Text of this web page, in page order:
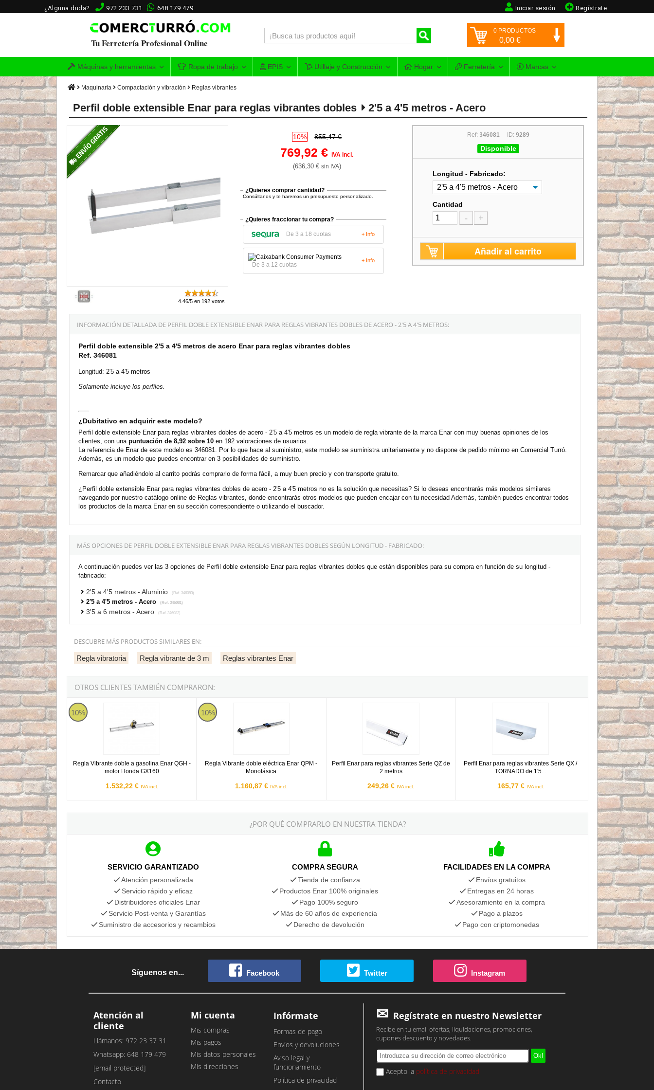
¿Alguna duda? 972 233 731 648 179 479 Regístrate
Iniciar sesión
Tu Ferretería Profesional Online
0 PRODUCTOS
0,00 €
Máquinas y herramientas Ropa de trabajo EPIS Utillaje y Construcción Hogar Ferretería Marcas
Maquinaria Compactación y vibración Reglas vibrantes
Perfil doble extensible Enar para reglas vibrantes dobles 2'5 a 4'5 metros - Acero
4.46/5 en 192 votos
10% 855,47 €
769,92 €IVA incl.
(636,30 € sin IVA)
¿Quieres comprar cantidad?
Consúltanos y te haremos un presupuesto personalizado.
¿Quieres fraccionar tu compra?
De 3 a 18 cuotas + Info
De 3 a 12 cuotas
+ Info
Ref: 346081ID: 9289
Disponible
Longitud - Fabricado:
Cantidad
- +
Añadir al carrito
INFORMACIÓN DETALLADA DE PERFIL DOBLE EXTENSIBLE ENAR PARA REGLAS VIBRANTES DOBLES DE ACERO - 2'5 A 4'5 METROS:
Perfil doble extensible 2'5 a 4'5 metros de acero Enar para reglas vibrantes dobles
Ref. 346081
Longitud: 2'5 a 4'5 metros
Solamente incluye los perfiles.
¿Dubitativo en adquirir este modelo?
Perfil doble extensible Enar para reglas vibrantes dobles de acero - 2'5 a 4'5 metros es un modelo de regla vibrante de la marca Enar con muy buenas opiniones de los
clientes, con una puntuación de 8,92 sobre 10 en 192 valoraciones de usuarios.
La referencia de Enar de este modelo es 346081. Por lo que hace al suministro, este modelo se suministra unitariamente y no dispone de pedido mínimo en Comercial Turró.
Además, es un modelo que puedes encontrar en 3 posibilidades de suministro.
Remarcar que añadiéndolo al carrito podrás comprarlo de forma fácil, a muy buen precio y con transporte gratuito.
¿Perfil doble extensible Enar para reglas vibrantes dobles de acero - 2'5 a 4'5 metros no es la solución que necesitas? Si lo deseas encontrarás más modelos similares
navegando por nuestro catálogo online de Reglas vibrantes, donde encontrarás otros modelos que pueden encajar con tu necesidad Además, también puedes encontrar todos
los productos de la marca Enar en su sección correspondiente o utilizando el buscador.
MÁS OPCIONES DE PERFIL DOBLE EXTENSIBLE ENAR PARA REGLAS VIBRANTES DOBLES SEGÚN LONGITUD - FABRICADO:
A continuación puedes ver las 3 opciones de Perfil doble extensible Enar para reglas vibrantes dobles que están disponibles para su compra en función de su longitud -
fabricado:
2'5 a 4'5 metros - Aluminio (Ref. 346083)
2'5 a 4'5 metros - Acero (Ref. 346081)
3'5 a 6 metros - Acero (Ref. 346082)
DESCUBRE MÁS PRODUCTOS SIMILARES EN:
Regla vibratoria Regla vibrante de 3 m Reglas vibrantes Enar
OTROS CLIENTES TAMBIÉN COMPRARON:
10%
Regla Vibrante doble a gasolina Enar QGH -
motor Honda GX160
1.532,22 € IVA incl.
Regla Vibrante doble a gasolina Enar QGH - motor Honda GX160
10%
Regla Vibrante doble eléctrica Enar QPM -
Monofásica
1.160,87 € IVA incl.
Regla Vibrante doble eléctrica Enar QPM - Monofásica
Perfil Enar para reglas vibrantes Serie QZ de
2 metros
249,26 € IVA incl.
Perfil Enar para reglas vibrantes Serie QX /
TORNADO de 1'5...
165,77 € IVA incl.
Perfil Enar para reglas vibrantes Serie QX / TORNADO de
¿POR QUÉ COMPRARLO EN NUESTRA TIENDA?
SERVICIO GARANTIZADO
Atención personalizada
Servicio rápido y eficaz
Distribuidores oficiales Enar
Servicio Post-venta y Garantías
Suministro de accesorios y recambios
COMPRA SEGURA
Tienda de confianza
Productos Enar 100% originales
Pago 100% seguro
Más de 60 años de experiencia
Derecho de devolución
FACILIDADES EN LA COMPRA
Envíos gratuitos
Entregas en 24 horas
Asesoramiento en la compra
Pago a plazos
Pago con criptomonedas
Síguenos en... Facebook Twitter Instagram
Atención al
cliente
Llámanos: 972 23 37 31
Whatsapp: 648 179 479
[email protected]
Contacto
Mi cuenta
Mis compras
Mis pagos
Mis datos personales
Mis direcciones
Infórmate
Formas de pago
Envíos y devoluciones
Aviso legal y
funcionamiento
Política de privacidad
Regístrate en nuestro Newsletter
Recibe en tu email ofertas, liquidaciones, promociones,
cupones descuento y novedades.
Acepto la política de privacidad